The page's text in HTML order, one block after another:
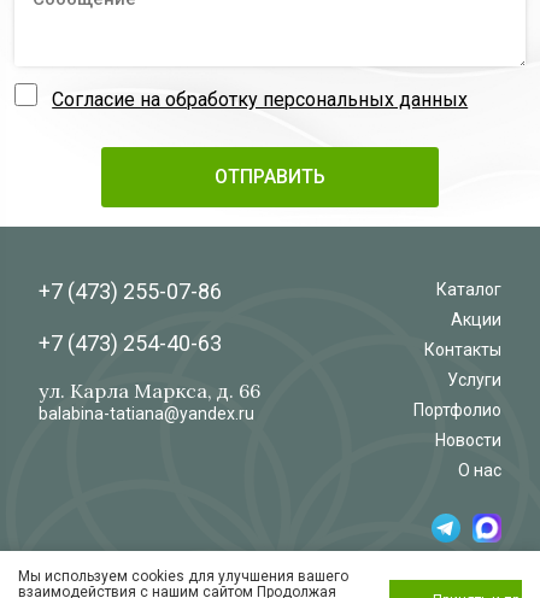
Согласие на обработку персональных данных
+7 (473) 255-07-86
+7 (473) 254-40-63
ул. Карла Маркса, д. 66
balabina-tatiana@yandex.ru
Каталог
Акции
Контакты
Услуги
Портфолио
Новости
О нас
© 2026
Салон-магазин
Мы используем cookies для улучшения вашего
взаимодействия с нашим сайтом Продолжая